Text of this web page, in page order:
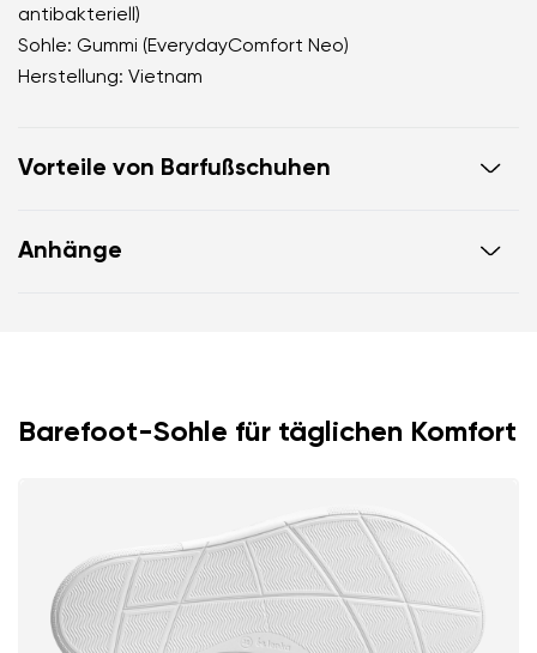
antibakteriell)
Sohle: Gummi (EverydayComfort Neo)
Herstellung: Vietnam
Vorteile von Barfußschuhen
Zero Drop: Fersen- und Zehenbündigkeit für eine
Anhänge
Barefoot-Sohle für täglichen Komfort
Deine E-Mail
Dein Name Variante